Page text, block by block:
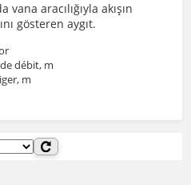
aracılığıyla akışın
gösteren aygıt.
débit, m
m